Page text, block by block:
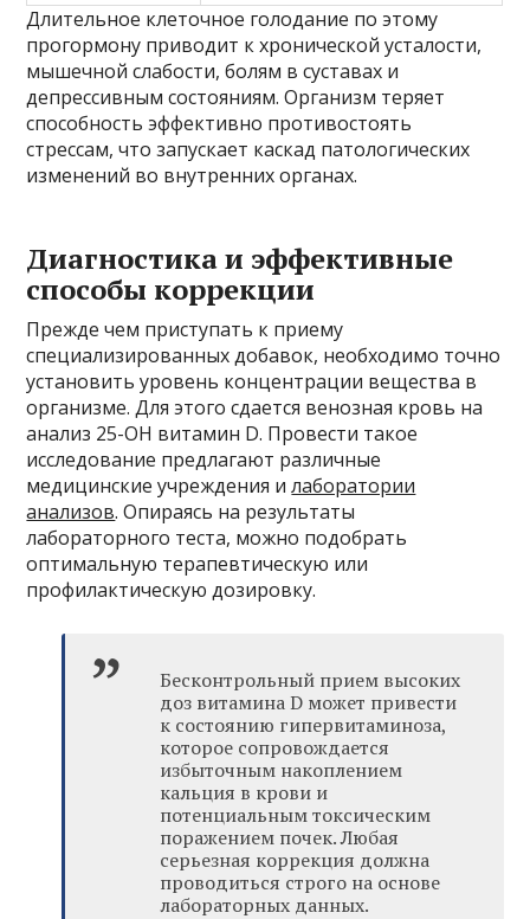
Длительное клеточное голодание по этому
прогормону приводит к хронической усталости,
мышечной слабости, болям в суставах и
депрессивным состояниям. Организм теряет
способность эффективно противостоять
стрессам, что запускает каскад патологических
изменений во внутренних органах.
Диагностика и эффективные
способы коррекции
Прежде чем приступать к приему
специализированных добавок, необходимо точно
установить уровень концентрации вещества в
организме. Для этого сдается венозная кровь на
анализ 25-OH витамин D. Провести такое
исследование предлагают различные
медицинские учреждения илаборатории
анализов. Опираясь на результаты
лабораторного теста, можно подобрать
оптимальную терапевтическую или
профилактическую дозировку.
Бесконтрольный прием высоких
доз витамина D может привести
к состоянию гипервитаминоза,
которое сопровождается
избыточным накоплением
кальция в крови и
потенциальным токсическим
поражением почек. Любая
серьезная коррекция должна
проводиться строго на основе
лабораторных данных.